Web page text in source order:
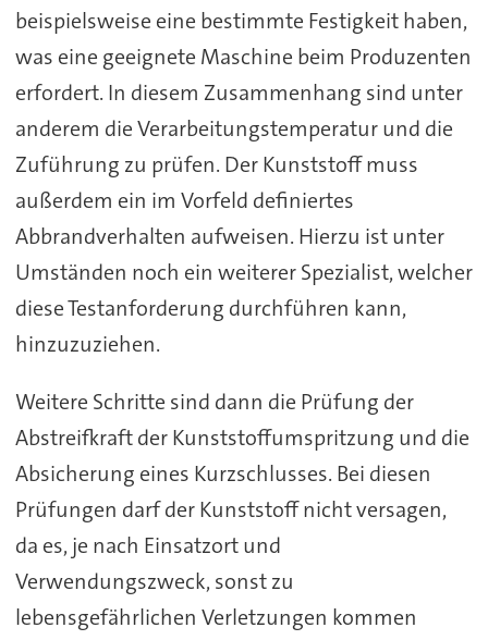
beispielsweise eine bestimmte Festigkeit haben,
was eine geeignete Maschine beim Produzenten
erfordert. In diesem Zusammenhang sind unter
anderem die Verarbeitungstemperatur und die
Zuführung zu prüfen. Der Kunststoff muss
außerdem ein im Vorfeld definiertes
Abbrandverhalten aufweisen. Hierzu ist unter
Umständen noch ein weiterer Spezialist, welcher
diese Testanforderung durchführen kann,
hinzuzuziehen.
Weitere Schritte sind dann die Prüfung der
Abstreifkraft der Kunststoffumspritzung und die
Absicherung eines Kurzschlusses. Bei diesen
Prüfungen darf der Kunststoff nicht versagen,
da es, je nach Einsatzort und
Verwendungszweck, sonst zu
lebensgefährlichen Verletzungen kommen